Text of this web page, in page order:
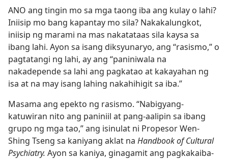
ANO ang tingin mo sa mga taong iba ang kulay o lahi?
Iniisip mo bang kapantay mo sila? Nakakalungkot,
iniisip ng marami na mas nakatataas sila kaysa sa
ibang lahi. Ayon sa isang diksyunaryo, ang “rasismo,” o
pagtatangi ng lahi, ay ang “paniniwala na
nakadepende sa lahi ang pagkatao at kakayahan ng
isa at na may isang lahing nakahihigit sa iba.”
Masama ang epekto ng rasismo. “Nabigyang-
katuwiran nito ang paniniil at pang-aalipin sa ibang
grupo ng mga tao,” ang isinulat ni Propesor Wen-
Shing Tseng sa kaniyang aklat na Handbook of Cultural
Psychiatry. Ayon sa kaniya, ginagamit ang pagkakaiba-